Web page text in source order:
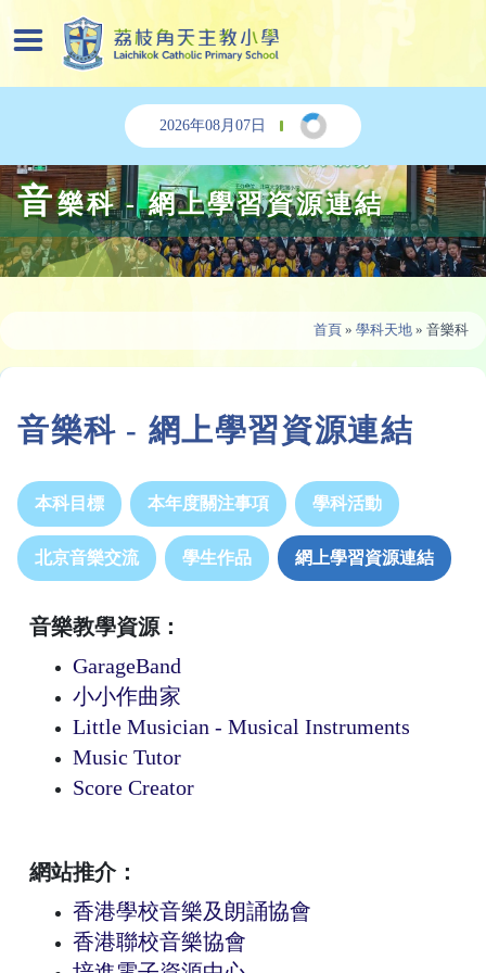
2026年08月07日
音樂科 - 網上學習資源連結
首頁 » 學科天地 » 音樂科
音樂科 - 網上學習資源連結
本科目標 本年度關注事項 學科活動
北京音樂交流 學生作品 網上學習資源連結
音樂教學資源：
GarageBand
小小作曲家
Little Musician - Musical Instruments
Music Tutor
Score Creator
網站推介：
香港學校音樂及朗誦協會
香港聯校音樂協會